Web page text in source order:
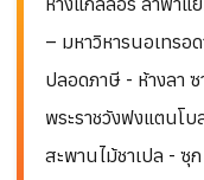
– มหาวิหารนอเทร
ปลอดภาษี - ห้างลา
พระราชวังฟงแตนโ
สะพานไม้ชาเปล - ซุ